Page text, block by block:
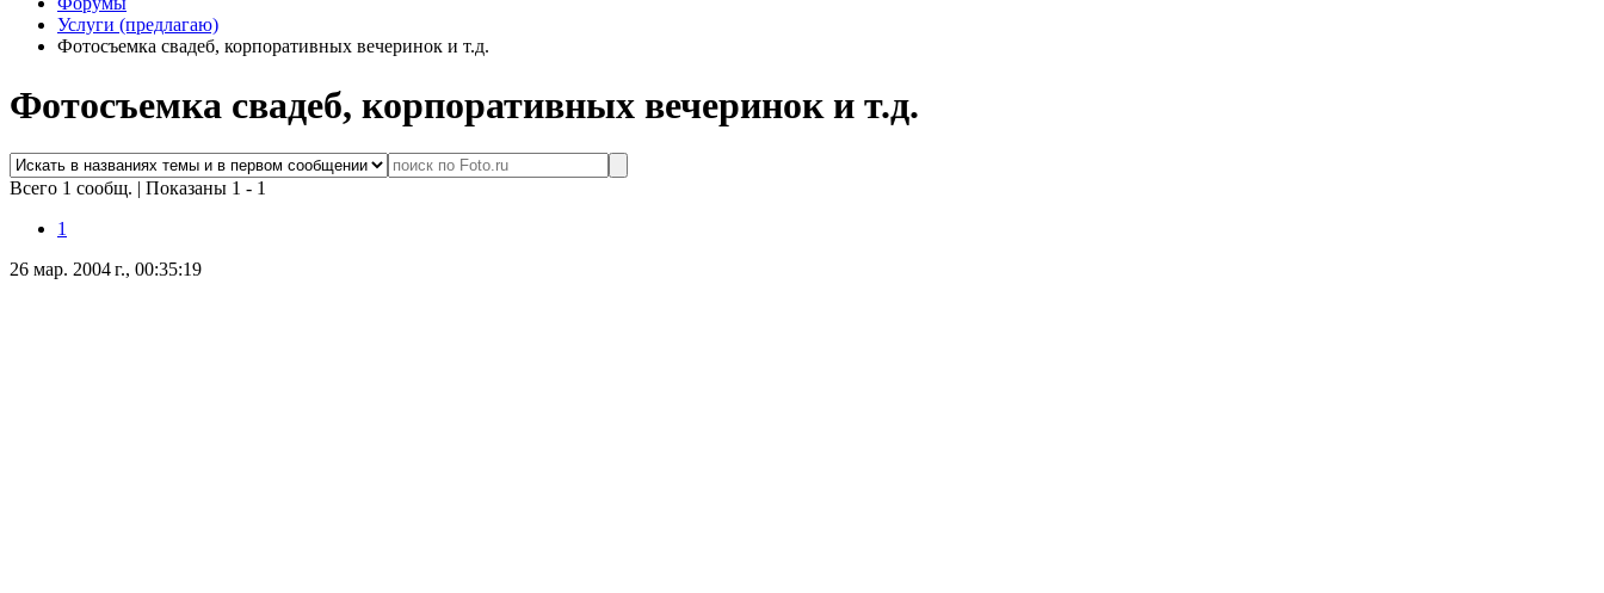
Услуги (предлагаю)
Фотосъемка свадеб, корпоративных вечеринок и т.д.
Фотосъемка свадеб, корпоративных вечеринок и т.д.
Всего 1 сообщ. | Показаны 1 - 1
1
26 мар. 2004 г., 00:35:19